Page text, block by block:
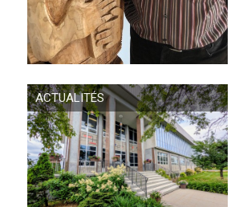
ACTUALITÉS